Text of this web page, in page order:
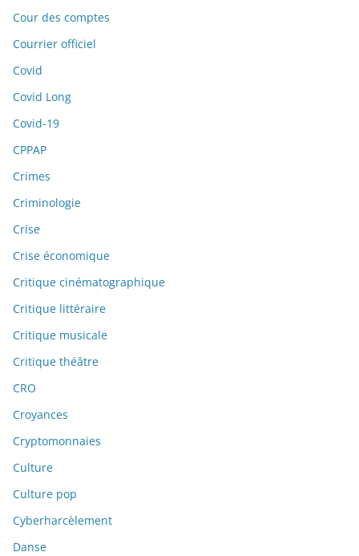
Cour des comptes
Courrier officiel
Covid
Covid Long
Covid-19
CPPAP
Crimes
Criminologie
Crise
Crise économique
Critique cinématographique
Critique littéraire
Critique musicale
Critique théâtre
CRO
Croyances
Cryptomonnaies
Culture
Culture pop
Cyberharcèlement
Danse